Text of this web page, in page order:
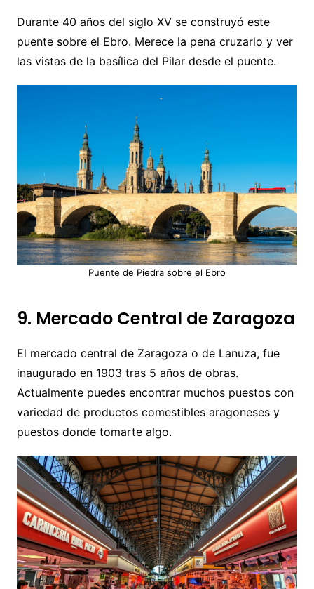
Durante 40 años del siglo XV se construyó este
puente sobre el Ebro. Merece la pena cruzarlo y ver
las vistas de la basílica del Pilar desde el puente.
Puente de Piedra sobre el Ebro
9. Mercado Central de Zaragoza
El mercado central de Zaragoza o de Lanuza, fue
inaugurado en 1903 tras 5 años de obras.
Actualmente puedes encontrar muchos puestos con
variedad de productos comestibles aragoneses y
puestos donde tomarte algo.